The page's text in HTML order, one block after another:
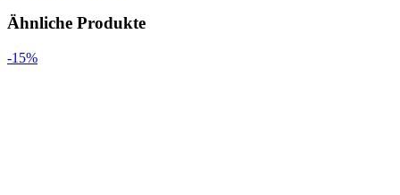
Ähnliche Produkte
-15%